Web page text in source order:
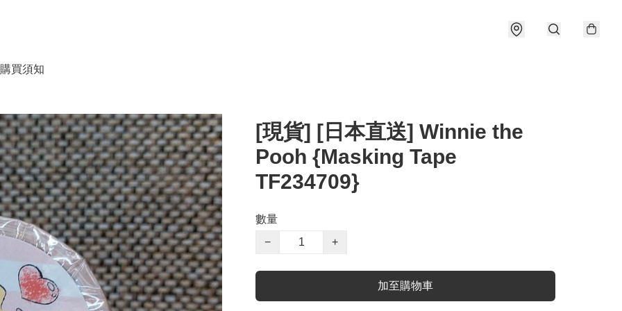
購買須知
[現貨] [日本直送] Winnie the
Pooh {Masking Tape
TF234709}
數量
−
+
加至購物車